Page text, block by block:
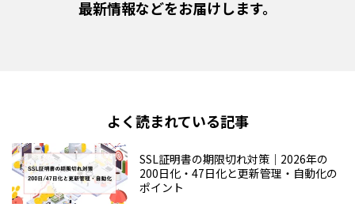
最新情報などをお届けします。
よく読まれている記事
SSL証明書の期限切れ対策｜2026年の
200日化・47日化と更新管理・自動化の
ポイント